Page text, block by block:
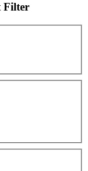
Filter